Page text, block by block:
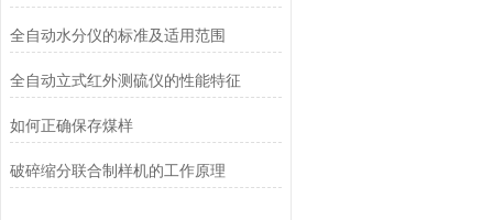
全自动水分仪的标准及适用范围
全自动立式红外测硫仪的性能特征
如何正确保存煤样
破碎缩分联合制样机的工作原理